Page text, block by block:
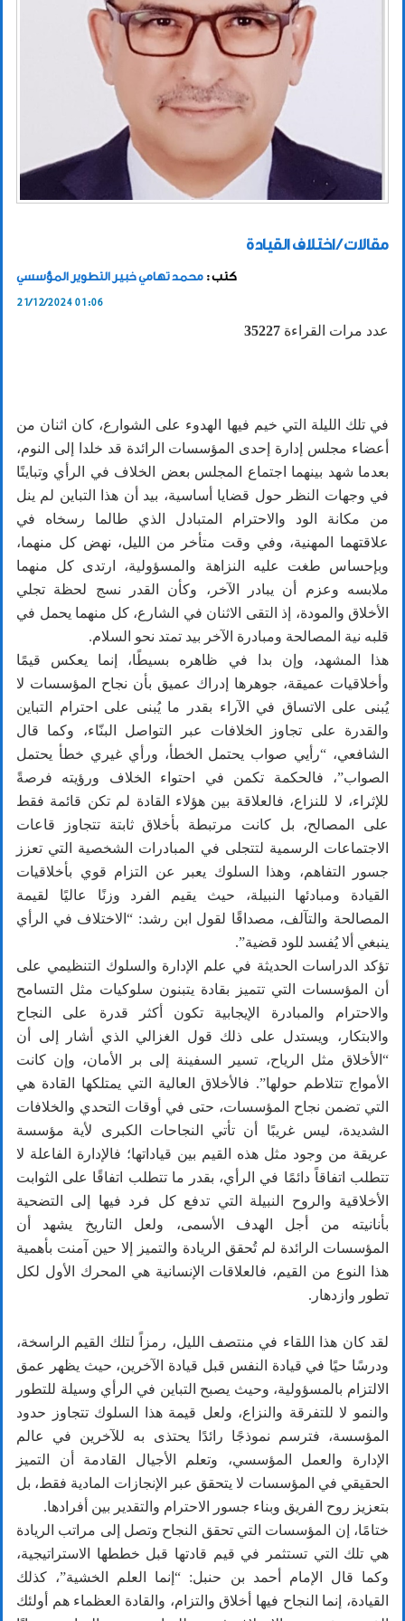
مقالات / اختلاف القيادة
كتب : محمد تهامي خبير التطوير المؤسسي
21/12/2024 01:06
عدد مرات القراءة 35227
في تلك الليلة التي خيم فيها الهدوء على الشوارع، كان اثنان من
أعضاء مجلس إدارة إحدى المؤسسات الرائدة قد خلدا إلى النوم،
بعدما شهد بينهما اجتماع المجلس بعض الخلاف في الرأي وتباينًا
في وجهات النظر حول قضايا أساسية، بيد أن هذا التباين لم ينل
من مكانة الود والاحترام المتبادل الذي طالما رسخاه في
علاقتهما المهنية، وفي وقت متأخر من الليل، نهض كل منهما،
وبإحساس طغت عليه النزاهة والمسؤولية، ارتدى كل منهما
ملابسه وعزم أن يبادر الآخر، وكأن القدر نسج لحظة تجلي
الأخلاق والمودة، إذ التقى الاثنان في الشارع، كل منهما يحمل في
قلبه نية المصالحة ومبادرة الآخر بيد تمتد نحو السلام.
هذا المشهد، وإن بدا في ظاهره بسيطًا، إنما يعكس قيمًا
وأخلاقيات عميقة، جوهرها إدراك عميق بأن نجاح المؤسسات لا
يُبنى على الاتساق في الآراء بقدر ما يُبنى على احترام التباين
والقدرة على تجاوز الخلافات عبر التواصل البنّاء، وكما قال
الشافعي، “رأيي صواب يحتمل الخطأ، ورأي غيري خطأ يحتمل
الصواب”، فالحكمة تكمن في احتواء الخلاف ورؤيته فرصةً
للإثراء، لا للنزاع، فالعلاقة بين هؤلاء القادة لم تكن قائمة فقط
على المصالح، بل كانت مرتبطة بأخلاق ثابتة تتجاوز قاعات
الاجتماعات الرسمية لتتجلى في المبادرات الشخصية التي تعزز
جسور التفاهم، وهذا السلوك يعبر عن التزام قوي بأخلاقيات
القيادة ومبادئها النبيلة، حيث يقيم الفرد وزنًا عاليًا لقيمة
المصالحة والتآلف، مصداقًا لقول ابن رشد: “الاختلاف في الرأي
ينبغي ألا يُفسد للود قضية”.
تؤكد الدراسات الحديثة في علم الإدارة والسلوك التنظيمي على
أن المؤسسات التي تتميز بقادة يتبنون سلوكيات مثل التسامح
والاحترام والمبادرة الإيجابية تكون أكثر قدرة على النجاح
والابتكار، ويستدل على ذلك قول الغزالي الذي أشار إلى أن
“الأخلاق مثل الرياح، تسير السفينة إلى بر الأمان، وإن كانت
الأمواج تتلاطم حولها”. فالأخلاق العالية التي يمتلكها القادة هي
التي تضمن نجاح المؤسسات، حتى في أوقات التحدي والخلافات
الشديدة، ليس غريبًا أن تأتي النجاحات الكبرى لأية مؤسسة
عريقة من وجود مثل هذه القيم بين قياداتها؛ فالإدارة الفاعلة لا
تتطلب اتفاقاً دائمًا في الرأي، بقدر ما تتطلب اتفاقًا على الثوابت
الأخلاقية والروح النبيلة التي تدفع كل فرد فيها إلى التضحية
بأنانيته من أجل الهدف الأسمى، ولعل التاريخ يشهد أن
المؤسسات الرائدة لم تُحقق الريادة والتميز إلا حين آمنت بأهمية
هذا النوع من القيم، فالعلاقات الإنسانية هي المحرك الأول لكل
تطور وازدهار.
لقد كان هذا اللقاء في منتصف الليل، رمزاً لتلك القيم الراسخة،
ودرسًا حيًا في قيادة النفس قبل قيادة الآخرين، حيث يظهر عمق
الالتزام بالمسؤولية، وحيث يصبح التباين في الرأي وسيلة للتطور
والنمو لا للتفرقة والنزاع، ولعل قيمة هذا السلوك تتجاوز حدود
المؤسسة، فترسم نموذجًا رائدًا يحتذى به للآخرين في عالم
الإدارة والعمل المؤسسي، وتعلم الأجيال القادمة أن التميز
الحقيقي في المؤسسات لا يتحقق عبر الإنجازات المادية فقط، بل
بتعزيز روح الفريق وبناء جسور الاحترام والتقدير بين أفرادها.
ختامًا، إن المؤسسات التي تحقق النجاح وتصل إلى مراتب الريادة
هي تلك التي تستثمر في قيم قادتها قبل خططها الاستراتيجية،
وكما قال الإمام أحمد بن حنبل: “إنما العلم الخشية”، كذلك
القيادة، إنما النجاح فيها أخلاق والتزام، والقادة العظماء هم أولئك